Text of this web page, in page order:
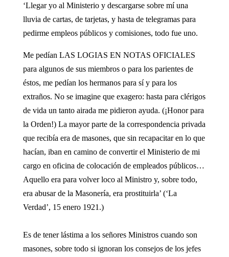
‘Llegar yo al Ministerio y descargarse sobre mí una
lluvia de cartas, de tarjetas, y hasta de telegramas para
pedirme empleos públicos y comisiones, todo fue uno.
Me pedían LAS LOGIAS EN NOTAS OFICIALES
para algunos de sus miembros o para los parientes de
éstos, me pedían los hermanos para sí y para los
extraños. No se imagine que exagero: hasta para clérigos
de vida un tanto airada me pidieron ayuda. (¡Honor para
la Orden!) La mayor parte de la correspondencia privada
que recibía era de masones, que sin recapacitar en lo que
hacían, iban en camino de convertir el Ministerio de mi
cargo en oficina de colocación de empleados públicos…
Aquello era para volver loco al Ministro y, sobre todo,
era abusar de la Masonería, era prostituirla’ (‘La
Verdad’, 15 enero 1921.)
Es de tener lástima a los señores Ministros cuando son
masones, sobre todo si ignoran los consejos de los jefes